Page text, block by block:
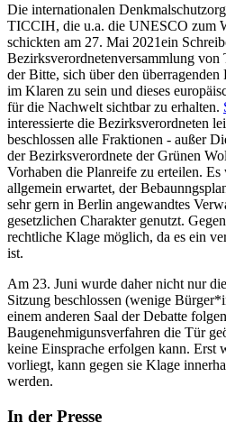
Die internationalen
TICCIH, die u.a. die UNESCO zum
schickten am 27. Mai 2021ein
Bezirksverordnetenversammlung von
der Bitte, sich über den überragenden
im Klaren zu sein und dieses
für die Nachwelt sichtbar zu erhalten.
interessierte die Bezirksverordneten
beschlossen alle Fraktionen - außer
der Bezirksverordnete der Grünen
Vorhaben die Planreife zu erteilen.
allgemein erwartet, der
sehr gern in Berlin angewandtes
gesetzlichen Charakter genutzt.
rechtliche Klage möglich, da es ein
ist.
Am 23. Juni wurde daher nicht nur
Sitzung beschlossen (wenige
einem anderen Saal der Debatte
Baugenehmigunsverfahren die Tür
keine Einsprache erfolgen kann. Erst
vorliegt, kann gegen sie Klage
werden.
In der Presse